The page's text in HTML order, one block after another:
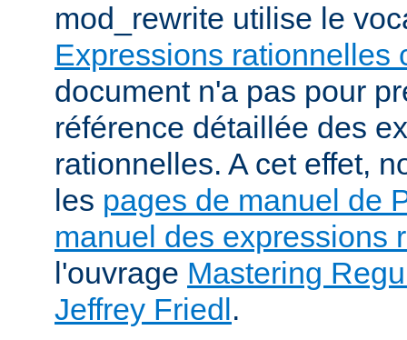
mod_rewrite utilise le
Expressions rationnelles
document n'a pas pour
référence détaillée des
rationnelles. A cet effet,
les pages de manuel de
manuel des expressions
l'ouvrage Mastering
Jeffrey Friedl.